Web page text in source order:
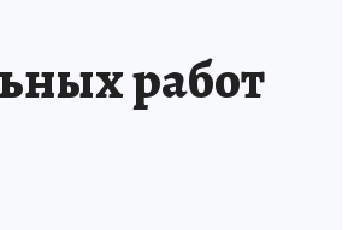
работ